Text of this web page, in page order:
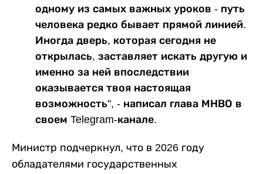
одному из самых важных уроков - путь
человека редко бывает прямой линией.
Иногда дверь, которая сегодня не
открылась, заставляет искать другую и
именно за ней впоследствии
оказывается твоя настоящая
возможность", - написал глава МНВО в
своем Telegram-канале.
Министр подчеркнул, что в 2026 году
обладателями государственных